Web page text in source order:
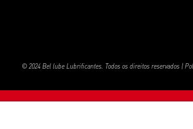
© 2024 Bel lube Lubrificantes. Todos os direitos reservados |